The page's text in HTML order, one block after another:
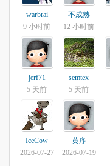
warbrai
9 小时前
不成熟
12 小时前
jerf71
5 天前
semtex
5 天前
IceCow
2026-07-27
黄序
2026-07-19